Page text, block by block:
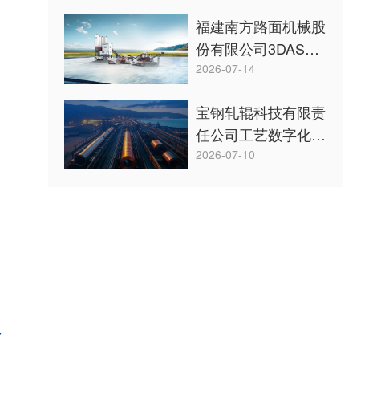
福建南方路面机械股
份有限公司3DAST
项目
2026-07-14
宝钢轧辊科技有限责
任公司工艺数字化设
计项目
2026-07-10